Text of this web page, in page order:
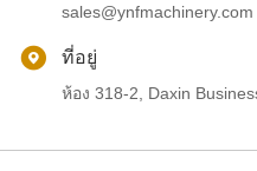
sales@ynfmachinery.com
ที่อยู่
ห้อง 318-2, Daxin